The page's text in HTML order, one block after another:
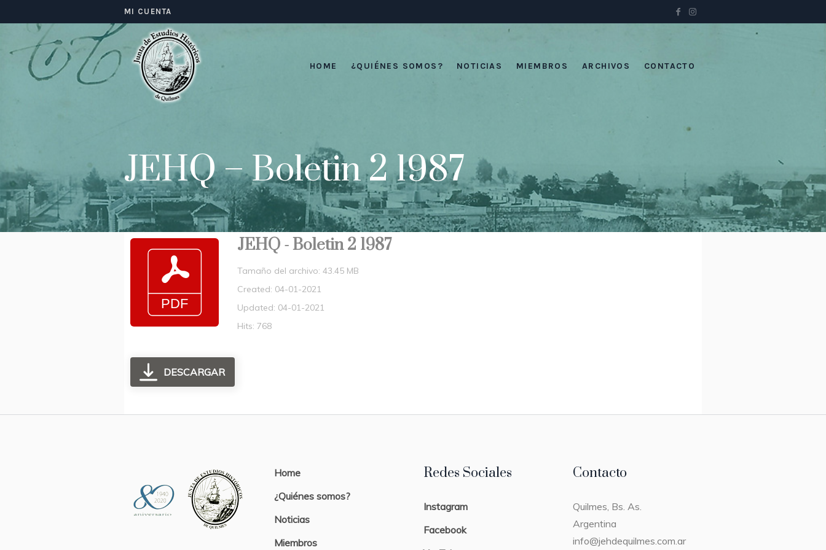
MI CUENTA
HOME ¿QUIÉNES SOMOS? NOTICIAS MIEMBROS ARCHIVOS CONTACTO
JEHQ – Boletin 2 1987
JEHQ - Boletin 2 1987
Tamaño del archivo: 43.45 MB
Created: 04-01-2021
Updated: 04-01-2021
Hits: 768
DESCARGAR
Home
¿Quiénes somos?
Noticias
Miembros
Redes Sociales
Instagram
Facebook
Contacto
Quilmes, Bs. As.
Argentina
info@jehdequilmes.com.ar